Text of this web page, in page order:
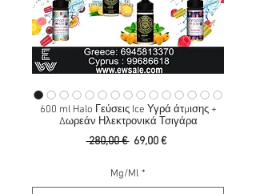
600 ml Halo Γεύσεις Ice Υγρά άτμισης +
Δωρεάν Ηλεκτρονικά Τσιγάρα
280,00 € Κανονική
69,00 €Τιμή
Mg/Ml *